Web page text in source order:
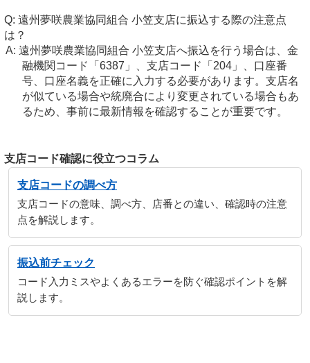
遠州夢咲農業協同組合 小笠支店に振込する際の注意点
は？
遠州夢咲農業協同組合 小笠支店へ振込を行う場合は、金
融機関コード「6387」、支店コード「204」、口座番
号、口座名義を正確に入力する必要があります。支店名
が似ている場合や統廃合により変更されている場合もあ
るため、事前に最新情報を確認することが重要です。
支店コード確認に役立つコラム
支店コードの調べ方
支店コードの意味、調べ方、店番との違い、確認時の注意
点を解説します。
振込前チェック
コード入力ミスやよくあるエラーを防ぐ確認ポイントを解
説します。